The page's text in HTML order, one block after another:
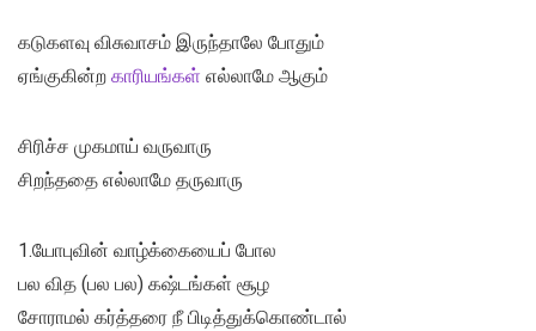
கடுகளவு விசுவாசம் இருந்தாலே போதும்
ஏங்குகின்ற காரியங்கள் எல்லாமே ஆகும்
சிரிச்ச முகமாய் வருவாரு
சிறந்ததை எல்லாமே தருவாரு
1.யோபுவின் வாழ்க்கையைப் போல
பல வித (பல பல) கஷ்டங்கள் சூழ
சோராமல் கர்த்தரை நீ பிடித்துக்கொண்டால்